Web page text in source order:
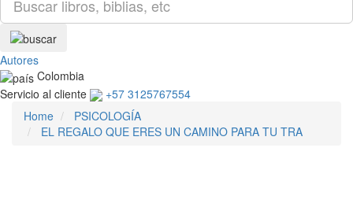
Autores
Colombia
Servicio al cliente
+57 3125767554
Home
PSICOLOGÍA
EL REGALO QUE ERES UN CAMINO PARA TU TRA